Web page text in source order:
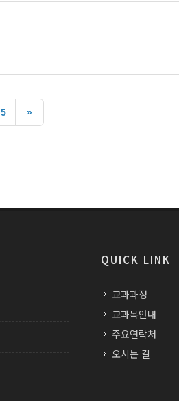
5 »
QUICK LINK
교과과정
교과목안내
주요연락처
오시는 길